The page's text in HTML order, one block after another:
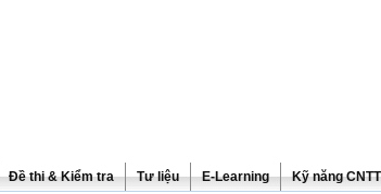
Đề thi & Kiểm tra Tư liệu E-Learning Kỹ năng CNTT